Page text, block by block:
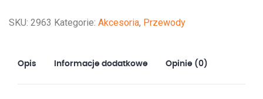
BMS
Cable
SKU: 2963 Kategorie: Akcesoria, Przewody
Opis Informacje dodatkowe Opinie (0)